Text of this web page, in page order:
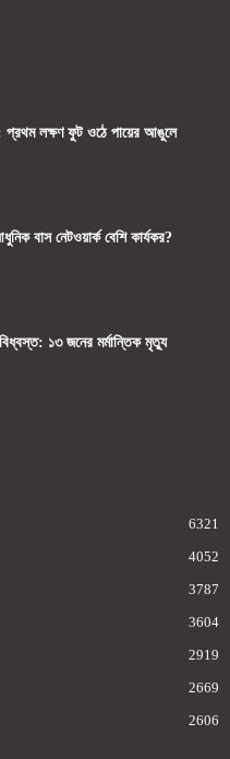
প্রথম লক্ষণ ফুট ওঠে পায়ের আঙুলে
বাস নেটওয়ার্ক বেশি কার্যকর?
বিধ্বস্ত: ১৩ জনের মর্মান্তিক মৃত্যু
6321
4052
3787
3604
2919
2669
2606